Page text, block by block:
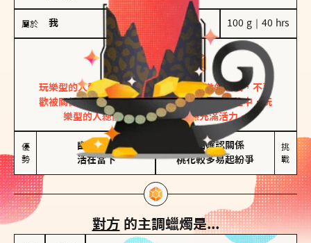
屬於 我 100 g｜40 hrs
玩樂型
皮革、琥珀
玩樂型的人熱情洋溢，視戀愛為一場刺激的遊戲，不喜
歡被關係中的限制綑綁。無論是約會中還是交往中，玩
樂型的人總能帶來樂趣，讓關係充滿活力。
優
勢
幽默風趣
活在當下
害怕確認關係
桃花較多易起紛爭
挑
戰
對方 的主調蠟燭是...